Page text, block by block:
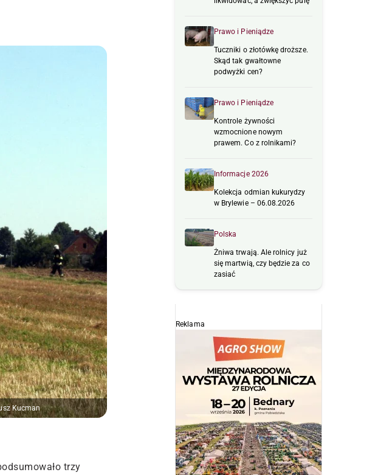
Kucman
trzy
Prawo i Pieniądze
Tuczniki o złotówkę droższe.
Skąd tak gwałtowne
podwyżki cen?
Prawo i Pieniądze
Kontrole żywności
wzmocnione nowym
prawem. Co z rolnikami?
Informacje 2026
Kolekcja odmian kukurydzy
w Brylewie – 06.08.2026
Polska
Żniwa trwają. Ale rolnicy już
się martwią, czy będzie za co
zasiać
Reklama